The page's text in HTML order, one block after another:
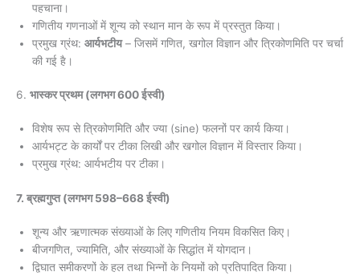
पहचाना।
गणितीय गणनाओं में शून्य को स्थान मान के रूप में प्रस्तुत किया।
प्रमुख ग्रंथ: आर्यभटीय– जिसमें गणित, खगोल विज्ञान और त्रिकोणमिति पर चर्चा
की गई है।
6. भास्कर प्रथम (लगभग 600 ईस्वी)
विशेष रूप से त्रिकोणमिति और ज्या (sine) फलनों पर कार्य किया।
आर्यभट्ट के कार्यों पर टीका लिखी और खगोल विज्ञान में विस्तार किया।
प्रमुख ग्रंथ: आर्यभटीय पर टीका।
7. ब्रह्मगुप्त (लगभग 598–668 ईस्वी)
शून्य और ऋणात्मक संख्याओं के लिए गणितीय नियम विकसित किए।
बीजगणित, ज्यामिति, और संख्याओं के सिद्धांत में योगदान।
द्विघात समीकरणों के हल तथा भिन्नों के नियमों को प्रतिपादित किया।